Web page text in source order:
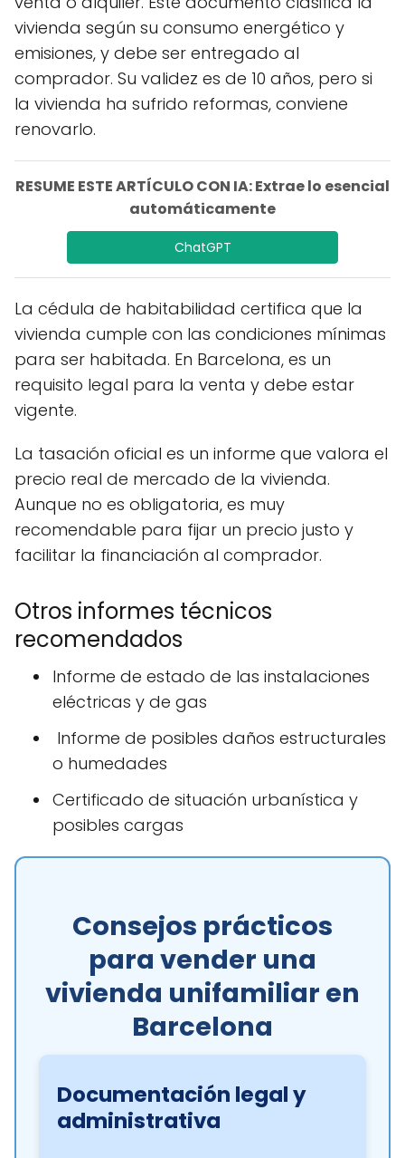
vivienda según su consumo energético y
emisiones, y debe ser entregado al
comprador. Su validez es de 10 años, pero si
la vivienda ha sufrido reformas, conviene
renovarlo.
RESUME ESTE ARTÍCULO CON IA: Extrae lo esencial
automáticamente
ChatGPT
La cédula de habitabilidad certifica que la
vivienda cumple con las condiciones mínimas
para ser habitada. En Barcelona, es un
requisito legal para la venta y debe estar
vigente.
La tasación oficial es un informe que valora el
precio real de mercado de la vivienda.
Aunque no es obligatoria, es muy
recomendable para fijar un precio justo y
facilitar la financiación al comprador.
Otros informes técnicos
recomendados
Informe de estado de las instalaciones
eléctricas y de gas
️ Informe de posibles daños estructurales
o humedades
Certificado de situación urbanística y
posibles cargas
Consejos prácticos
para vender una
vivienda unifamiliar en
Barcelona
Documentación legal y
administrativa